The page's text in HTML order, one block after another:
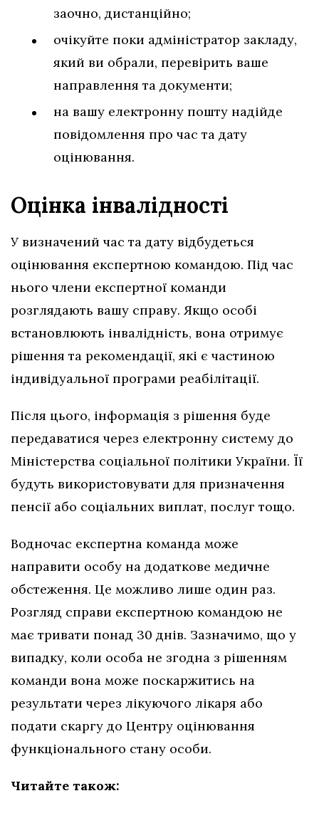
заочно, дистанційно;
очікуйте поки адміністратор закладу,
який ви обрали, перевірить ваше
направлення та документи;
на вашу електронну пошту надійде
повідомлення про час та дату
оцінювання.
Оцінка інвалідності
У визначений час та дату відбудеться
оцінювання експертною командою. Під час
нього члени експертної команди
розглядають вашу справу. Якщо особі
встановлюють інвалідність, вона отримує
рішення та рекомендації, які є частиною
індивідуальної програми реабілітації.
Після цього, інформація з рішення буде
передаватися через електронну систему до
Міністерства соціальної політики України. Її
будуть використовувати для призначення
пенсії або соціальних виплат, послуг тощо.
Водночас експертна команда може
направити особу на додаткове медичне
обстеження. Це можливо лише один раз.
Розгляд справи експертною командою не
має тривати понад 30 днів. Зазначимо, що у
випадку, коли особа не згодна з рішенням
команди вона може поскаржитись на
результати через лікуючого лікаря або
подати скаргу до Центру оцінювання
функціонального стану особи.
Читайте також: